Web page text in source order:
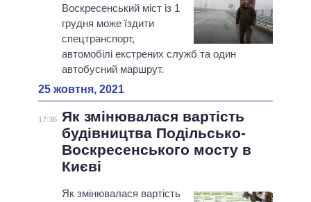
Воскресенський міст із 1
грудня може їздити
спецтранспорт,
автомобілі екстрених служб та один
автобусний маршрут.
25 жовтня, 2021
17:36
Як змінювалася вартість
будівництва Подільсько-
Воскресенського мосту в
Києві
Як змінювалася вартість